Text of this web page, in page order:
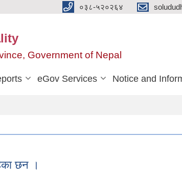
०३८-५२०२६४
Government of Nepal
eGov Services Notice and
छन ।